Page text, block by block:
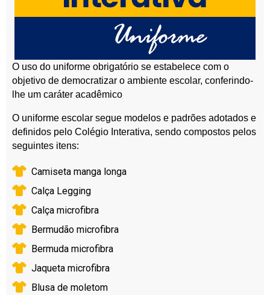
O uso do uniforme obrigatório se estabelece com o
objetivo de democratizar o ambiente escolar, conferindo-
lhe um caráter acadêmico
O uniforme escolar segue modelos e padrões adotados e
definidos pelo Colégio Interativa, sendo compostos pelos
seguintes itens:
Camiseta manga longa
Calça Legging
Calça microfibra
Bermudão microfibra
Bermuda microfibra
Jaqueta microfibra
Blusa de moletom